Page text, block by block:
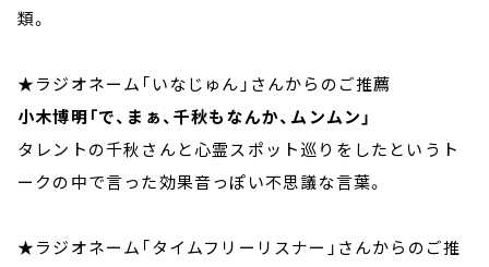
類。
★ラジオネーム「いなじゅん」さんからのご推薦
小木博明「で、まぁ、千秋もなんか、ムンムン」
タレントの千秋さんと心霊スポット巡りをしたというト
ークの中で言った効果音っぽい不思議な言葉。
★ラジオネーム「タイムフリーリスナー」さんからのご推